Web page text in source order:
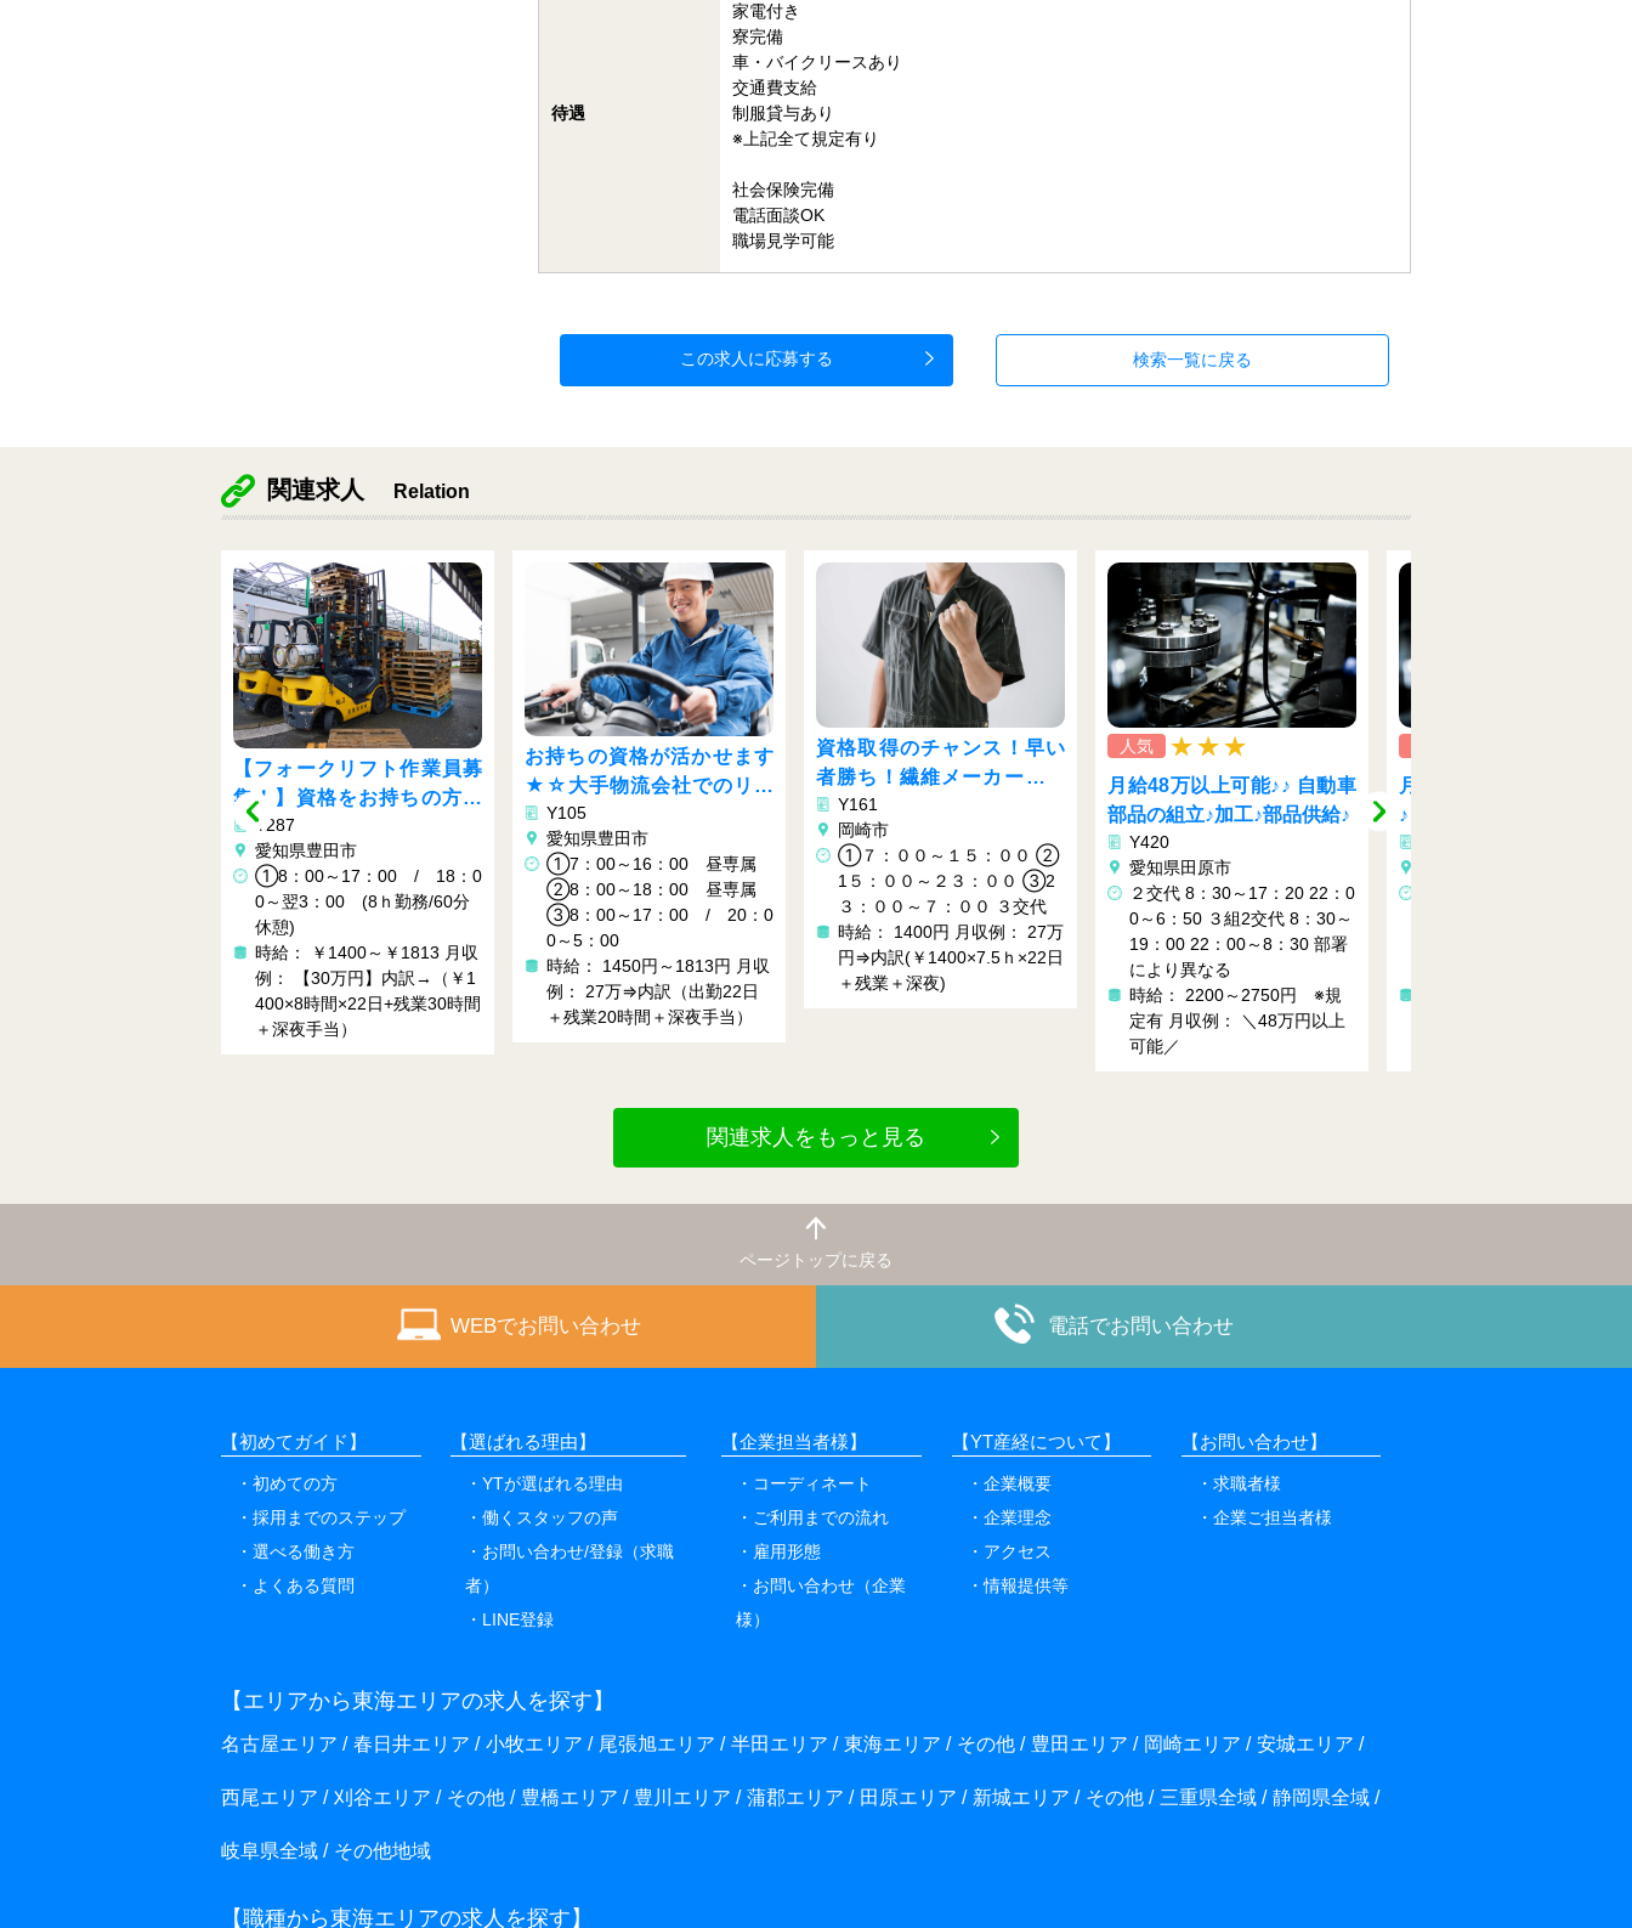
待遇
家電付き
寮完備
車・バイクリースあり
交通費支給
制服貸与あり
※上記全て規定有り
社会保険完備
電話面談OK
職場見学可能
この求人に応募する 検索一覧に戻る
関連求人 Relation
【フォークリフト作業員募
集！】資格をお持ちの方今
①8：00～17：00 / 18：0
0～翌3：00 (8ｈ勤務/60分
時給： ￥1400～￥1813月収
例： 【30万円】内訳→（￥1
400×8時間×22日+残業30時間
お持ちの資格が活かせます
★☆大手物流会社でのリフ
ト入出庫作業♬
Y105
①7：00～16：00 昼専属
②8：00～18：00 昼専属
③8：00～17：00 / 20：0
時給： 1450円～1813円月収
例： 27万⇒内訳（出勤22日
＋残業20時間＋深夜手当）
資格取得のチャンス！早い
者勝ち！繊維メーカーでラ
①７：００～１５：００ ②
1５：００～２３：００ ③2
３：００～７：００ ３交代
月収例： 27万
円⇒内訳(￥1400×7.5ｈ×22日
＋残業＋深夜)
人気
月給48万以上可能♪♪ 自動車
部品の組立♪加工♪部品供給♪
愛知県田原市
２交代 8：30～17：20 22：0
0～6：50 ３組2交代 8：30～
19：00 22：00～8：30 部署
により異なる
時給： 2200～2750円 ※規
月収例： ＼48万円以上
人気
月給41万以上可能+寮費無料
♪♪ 自動車部品の組立♪加工♪
２交代 8：30～17：20 22：0
0～6：50 ３組2交代 8：30～
19：00 22：00～8：30 部署
時給： 2000～2500円 ※規
定有月収例： ＼42万円以上
関連求人をもっと見る
ページトップに戻る
WEBでお問い合わせ 電話でお問い合わせ
【初めてガイド】
初めての方
採用までのステップ
選べる働き方
よくある質問
【選ばれる理由】
YTが選ばれる理由
働くスタッフの声
お問い合わせ/登録（求職
者）
LINE登録
【企業担当者様】
コーディネート
ご利用までの流れ
雇用形態
お問い合わせ（企業
様）
【YT産経について】
企業概要
企業理念
アクセス
情報提供等
【お問い合わせ】
求職者様
企業ご担当者様
【エリアから東海エリアの求人を探す】
名古屋エリア 春日井エリア 小牧エリア 尾張旭エリア 半田エリア 東海エリア その他 豊田エリア 岡崎エリア 安城エリア
西尾エリア 刈谷エリア その他 豊橋エリア 豊川エリア 蒲郡エリア 田原エリア 新城エリア その他 三重県全域 静岡県全域
岐阜県全域 その他地域
【職種から東海エリアの求人を探す】